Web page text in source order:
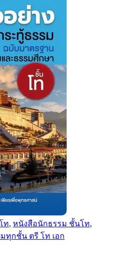
ท, หนังสือนักธรรม ชั้นโท,
ทุกชั้น ตรี โท เอก